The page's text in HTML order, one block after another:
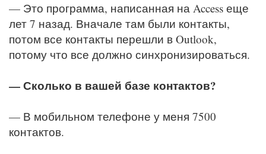
— Это программа, написанная на Access еще
лет 7 назад. Вначале там были контакты,
потом все контакты перешли в Outlook,
потому что все должно синхронизироваться.
— Сколько в вашей базе контактов?
— В мобильном телефоне у меня 7500
контактов.